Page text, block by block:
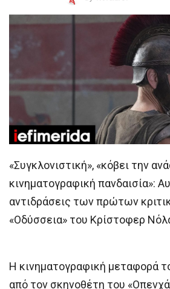
«Συγκλονιστική», «κόβει την
κινηματογραφική πανδαισία»:
αντιδράσεις των πρώτων
«Οδύσσεια» του Κρίστοφερ
Η κινηματογραφική μεταφορά
από τον σκηνοθέτη του